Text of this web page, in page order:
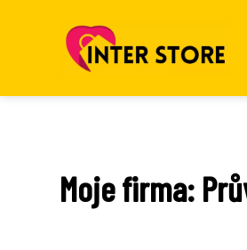
Moje firma: